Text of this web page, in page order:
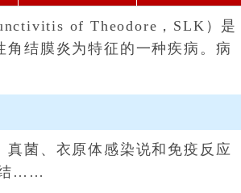
of Theodore，SLK）是
结膜炎为特征的一种疾病。病
菌、衣原体感染说和免疫反应
结……